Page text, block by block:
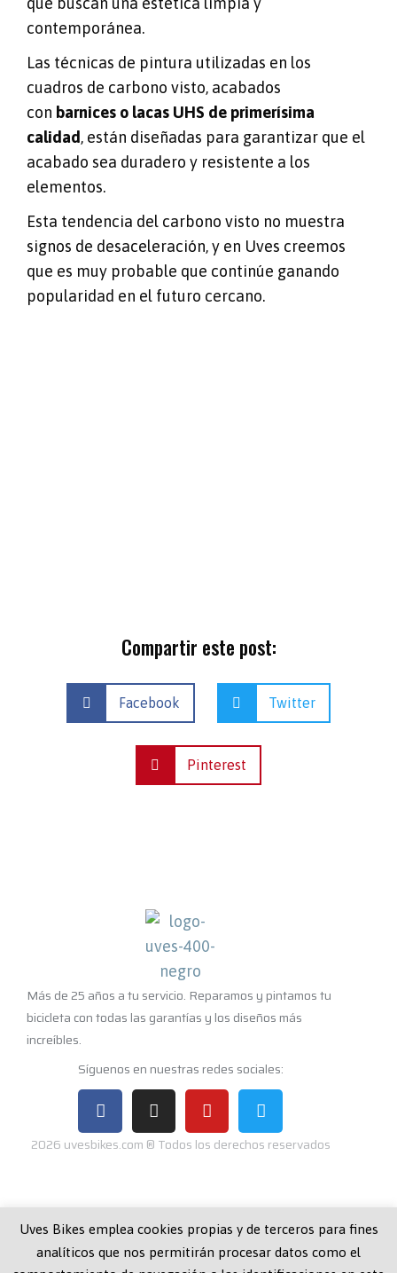
contemporánea.
Las técnicas de pintura utilizadas en los
cuadros de carbono visto, acabados
con barnices o lacas UHS de primerísima
calidad, están diseñadas para garantizar que el
acabado sea duradero y resistente a los
elementos.
Esta tendencia del carbono visto no muestra
signos de desaceleración, y en Uves creemos
que es muy probable que continúe ganando
popularidad en el futuro cercano.
Compartir este post:
Facebook Twitter
Pinterest
Más de 25 años a tu servicio. Reparamos y pintamos tu
bicicleta con todas las garantías y los diseños más
increíbles.
Síguenos en nuestras redes sociales:
2026 uvesbikes.com ® Todos los derechos reservados
Quiénes Somos Aviso Legal
Uves Bikes emplea cookies propias y de terceros para fines
analíticos que nos permitirán procesar datos como el